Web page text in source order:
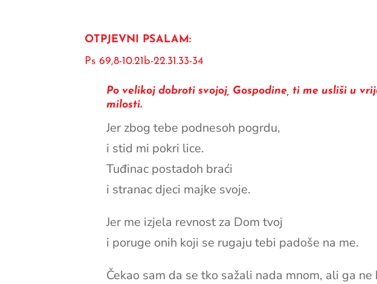
OTPJEVNI PSALAM:
Ps 69,8-10.21b-22.31.33-34
Po velikoj dobroti svojoj, Gospodine, ti me usliši u
milosti.
Jer zbog tebe podnesoh pogrdu,
i stid mi pokri lice.
Tuđinac postadoh braći
i stranac djeci majke svoje.
Jer me izjela revnost za Dom tvoj
i poruge onih koji se rugaju tebi padoše na me.
Čekao sam da se tko sažali nada mnom, ali ga ne